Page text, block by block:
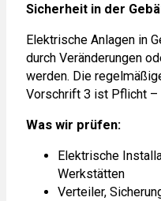
Sicherheit in der
Elektrische Anlagen in
durch Veränderungen
werden. Die
Vorschrift 3 ist Pflicht –
Was wir prüfen:
Elektrische
Werkstätten
Verteiler,